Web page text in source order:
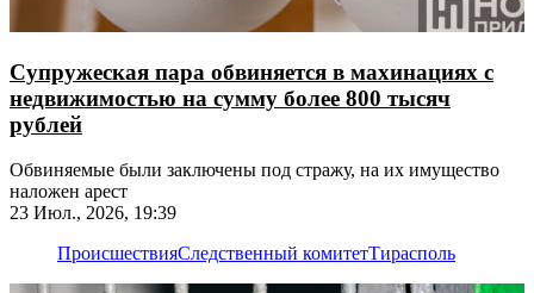
Супружеская пара обвиняется в махинациях с
недвижимостью на сумму более 800 тысяч
рублей
Обвиняемые были заключены под стражу, на их имущество
наложен арест
23 Июл., 2026, 19:39
ПроисшествияСледственный комитетТирасполь